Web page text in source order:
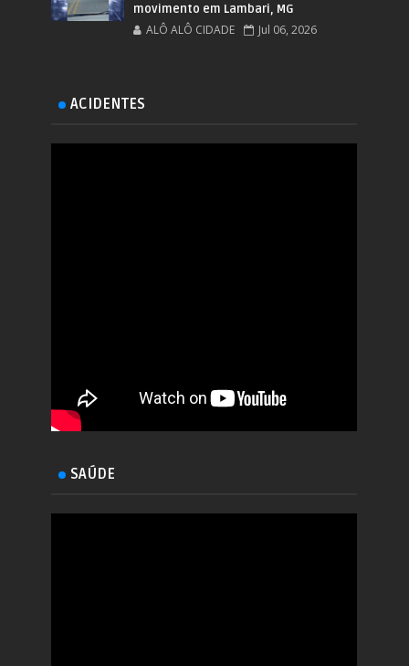
movimento em Lambari, MG
ALÔ ALÔ CIDADE Jul 06, 2026
ACIDENTES
SAÚDE